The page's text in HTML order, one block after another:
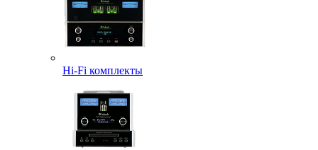
Hi-Fi комплекты